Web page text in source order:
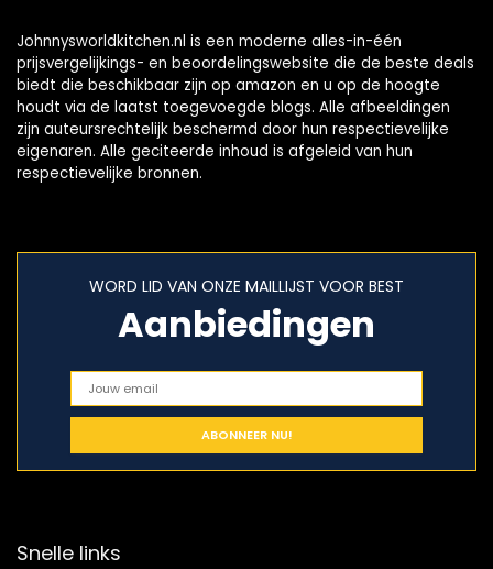
Johnnysworldkitchen.nl is een moderne alles-in-één
prijsvergelijkings- en beoordelingswebsite die de beste deals
biedt die beschikbaar zijn op amazon en u op de hoogte
houdt via de laatst toegevoegde blogs. Alle afbeeldingen
zijn auteursrechtelijk beschermd door hun respectievelijke
eigenaren. Alle geciteerde inhoud is afgeleid van hun
respectievelijke bronnen.
WORD LID VAN ONZE MAILLIJST VOOR BEST
Aanbiedingen
Snelle links